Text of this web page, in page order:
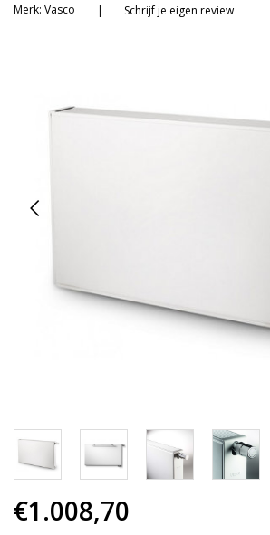
Merk: Vasco | Schrijf je eigen review
€1.008,70